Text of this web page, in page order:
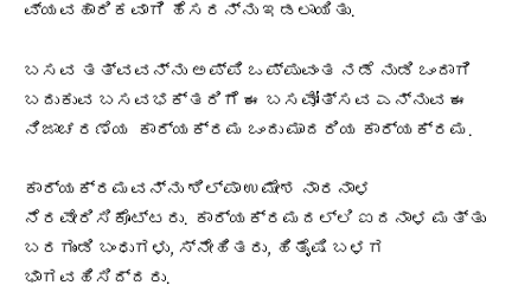
ವ್ಯವಹಾರಿಕವಾಗಿ ಹೆಸರನ್ನು ಇಡಲಾಯಿತು.
ಬಸವ ತತ್ವವನ್ನು ಅಪ್ಪಿ ಒಪ್ಪುವಂತ ನಡೆ ನುಡಿ ಒಂದಾಗಿ
ಬದುಕುವ ಬಸವಭಕ್ತರಿಗೆ ಈ ಬಸವೋತ್ಸವ ಎನ್ನುವ ಈ
ನಿಜಾಚರಣೆಯ ಕಾರ್ಯಕ್ರಮ ಒಂದು ಮಾದರಿಯ ಕಾರ್ಯಕ್ರಮ.
ಕಾರ್ಯಕ್ರಮವನ್ನು ಶಿಲ್ಪಾ ಉಮೇಶ ನಾರನಾಳ
ನೆರವೇರಿಸಿಕೊಟ್ಟರು. ಕಾರ್ಯಕ್ರಮದಲ್ಲಿ ಐದನಾಳ ಮತ್ತು
ಬರಗುಂಡಿ ಬಂಧುಗಳು, ಸ್ನೇಹಿತರು, ಹಿತೈಷಿ ಬಳಗ
ಭಾಗವಹಿಸಿದ್ದರು.